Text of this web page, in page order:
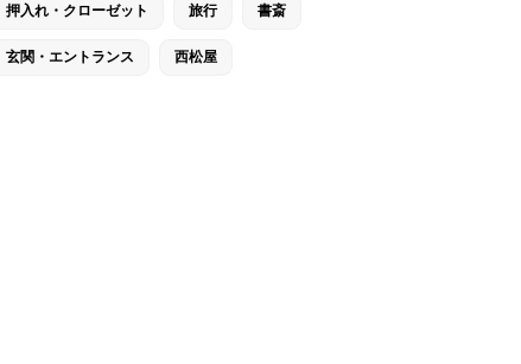
押入れ・クローゼット 旅行 書斎
玄関・エントランス 西松屋